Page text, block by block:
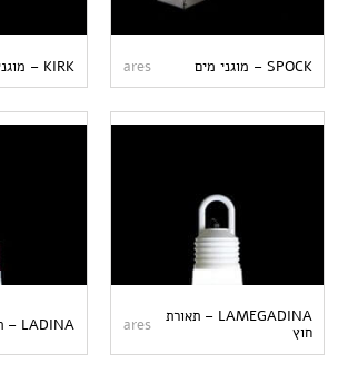
SPOCK – מוגני מים ares KIRK – מוגני מים
LAMEGADINA – תאורת
חוץ
ares LADINA – תאורת חוץ